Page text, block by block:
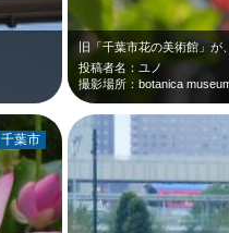
旧「千葉市花の美術館」が
投稿者名：ユノ
撮影場所：botanica
千葉市